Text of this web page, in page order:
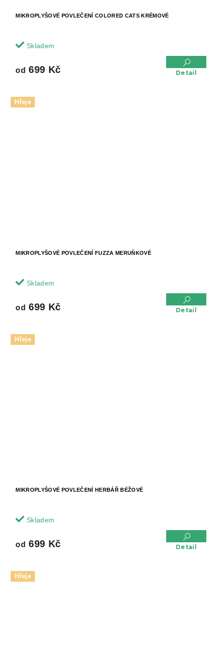
MIKROPLYŠOVÉ POVLEČENÍ COLORED CATS KRÉMOVÉ
Skladem
od 699 Kč Detail
Hřeje
MIKROPLYŠOVÉ POVLEČENÍ FUZZA MERUŇKOVÉ
Skladem
od 699 Kč Detail
Hřeje
MIKROPLYŠOVÉ POVLEČENÍ HERBÁŘ BÉŽOVÉ
Skladem
od 699 Kč Detail
Hřeje